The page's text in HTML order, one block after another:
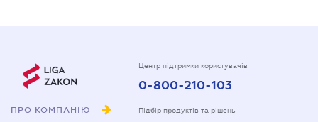
ПРО КОМПАНІЮ
Центр підтримки користувачів
0-800-210-103
Підбір продуктів та рішень